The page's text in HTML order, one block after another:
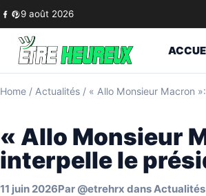
Skip to content
9 août 2026
Home / Actualités / « Allo Monsieur Macron
« Allo Monsieur
interpelle le
11 juin 2026Par @etrehrx dansActualités